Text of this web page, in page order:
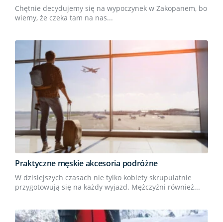
Chętnie decydujemy się na wypoczynek w Zakopanem, bo
wiemy, że czeka tam na nas...
Praktyczne męskie akcesoria podróżne
W dzisiejszych czasach nie tylko kobiety skrupulatnie
przygotowują się na każdy wyjazd. Mężczyźni również...